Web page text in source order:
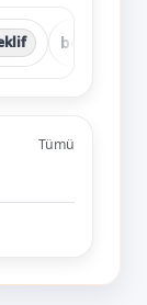
behzat.com
Tümü